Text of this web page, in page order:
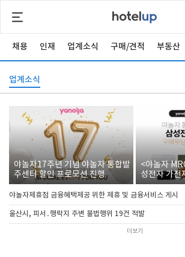
채용 인재 업계소식 구매/견적 부동산
업계소식
야놀자17주년 기념 야놀자 통합발
주센터 할인 프로모션 진행
<야놀자
성전자 가전
야놀자제휴점 금융혜택제공 위한 제휴 및 금융서비스 게시
울산시, 피서․행락지 주변 불법행위 19건 적발
더보기